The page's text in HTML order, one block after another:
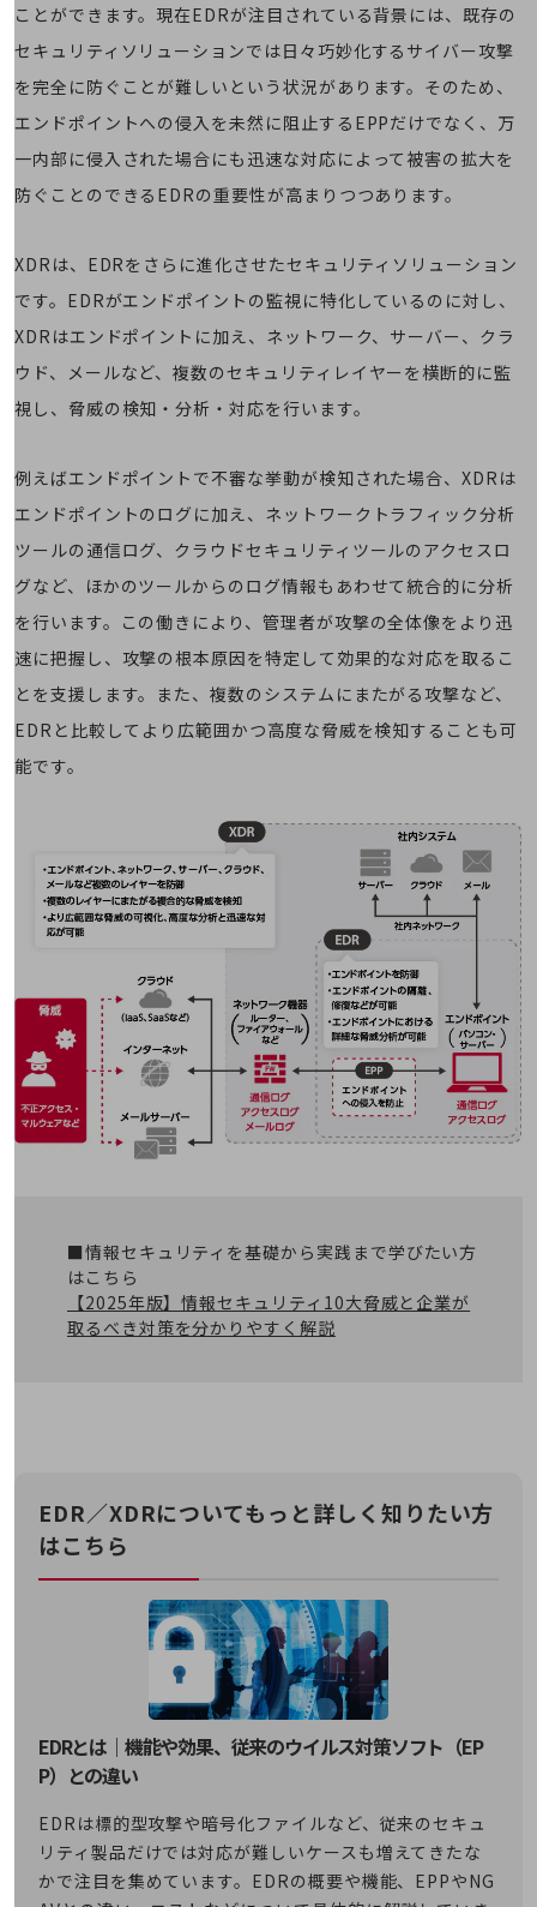
災害対策・BCP
課題・ニーズで探す
課題・ニーズで探すTOP
コミュニケーション・情報共有
マーケティング
業務効率化
災害対策
職場環境整備
地域共創・地方創生
セキュリティ対策
顧客体験（CX）改善
自動化・省電化
人材不足解消
業種・業態で探す
業種・業態で探すTOP
自治体
一次産業
医療・介護
モビリティ
製造・建設業
キーワードで探す
モバイルTOP
法人向けスマホ・携帯に関する、
おすすめの機種、料金やサービスをご紹介
製品
製品TOP
データ通信製品
ドコモケータイ
料金
料金TOP
IoT向け回線料金
モバイルサービス
端末の一元管理
セキュリティ
ことができます。現在EDRが注目されている背景には、既存の
セキュリティソリューションでは日々巧妙化するサイバー攻撃
を完全に防ぐことが難しいという状況があります。そのため、
エンドポイントへの侵入を未然に阻止するEPPだけでなく、万
一内部に侵入された場合にも迅速な対応によって被害の拡大を
防ぐことのできるEDRの重要性が高まりつつあります。
XDRは、EDRをさらに進化させたセキュリティソリューション
です。EDRがエンドポイントの監視に特化しているのに対し、
XDRはエンドポイントに加え、ネットワーク、サーバー、クラ
ウド、メールなど、複数のセキュリティレイヤーを横断的に監
視し、脅威の検知・分析・対応を行います。
例えばエンドポイントで不審な挙動が検知された場合、XDRは
エンドポイントのログに加え、ネットワークトラフィック分析
ツールの通信ログ、クラウドセキュリティツールのアクセスロ
グなど、ほかのツールからのログ情報もあわせて統合的に分析
を行います。この働きにより、管理者が攻撃の全体像をより迅
速に把握し、攻撃の根本原因を特定して効果的な対応を取るこ
とを支援します。また、複数のシステムにまたがる攻撃など、
EDRと比較してより広範囲かつ高度な脅威を検知することも可
能です。
■情報セキュリティを基礎から実践まで学びたい方
はこちら
【2025年版】情報セキュリティ10大脅威と企業が
取るべき対策を分かりやすく解説
EDR／XDRについてもっと詳しく知りたい方
はこちら
EDRとは｜機能や効果、従来のウイルス対策ソフト（EP
P）との違い
EDRは標的型攻撃や暗号化ファイルなど、従来のセキュ
リティ製品だけでは対応が難しいケースも増えてきたな
かで注目を集めています。EDRの概要や機能、EPPやNG